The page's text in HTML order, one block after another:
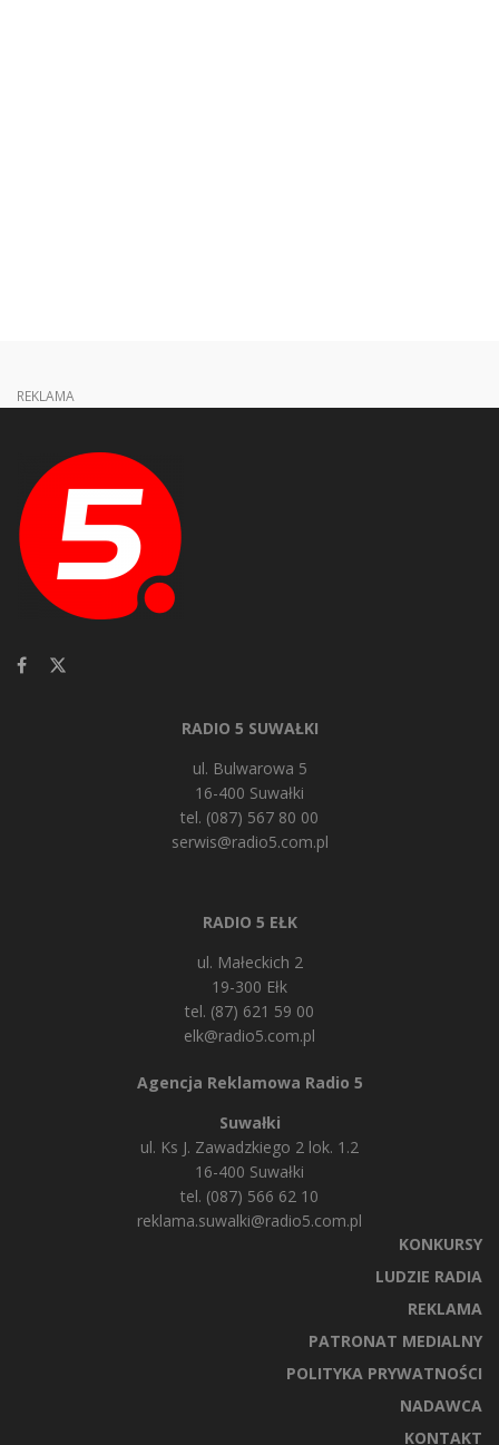
REKLAMA
RADIO 5 SUWAŁKI
ul. Bulwarowa 5
16-400 Suwałki
tel. (087) 567 80 00
serwis@radio5.com.pl
RADIO 5 EŁK
ul. Małeckich 2
19-300 Ełk
tel. (87) 621 59 00
elk@radio5.com.pl
Agencja Reklamowa Radio 5
Suwałki
ul. Ks J. Zawadzkiego 2 lok. 1.2
16-400 Suwałki
tel. (087) 566 62 10
reklama.suwalki@radio5.com.pl
KONKURSY
LUDZIE RADIA
REKLAMA
PATRONAT MEDIALNY
POLITYKA PRYWATNOŚCI
NADAWCA
KONTAKT